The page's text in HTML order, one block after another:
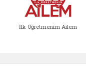
İlk Öğretmenim Ailem